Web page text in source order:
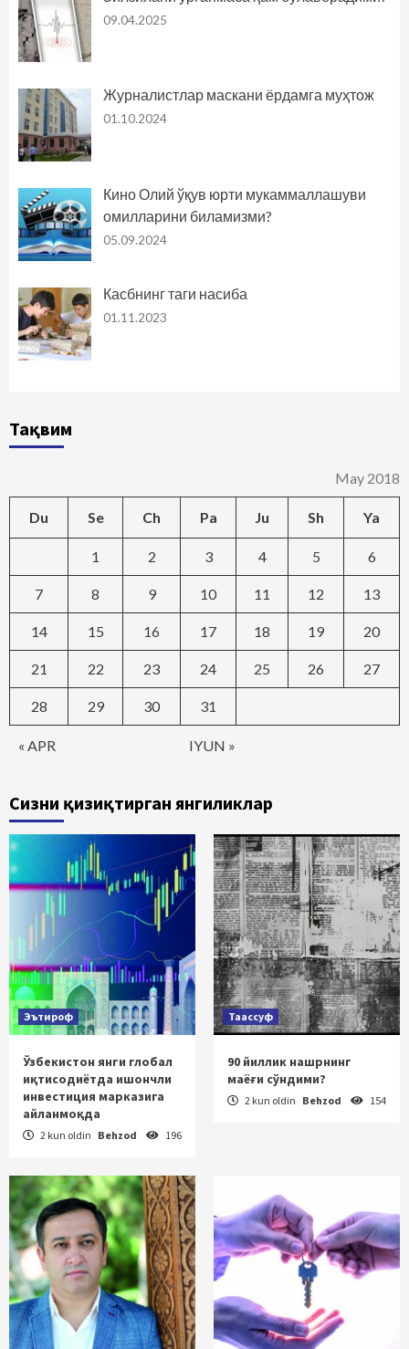
09.04.2025
Журналистлар маскани ёрдамга муҳтож
01.10.2024
Кино Олий ўқув юрти мукаммаллашуви
омилларини биламизми?
05.09.2024
Касбнинг таги насиба
01.11.2023
Тақвим
May 2018
Du Se Ch Pa Ju Sh Ya
« APR IYUN »
1 2 3 4 5 6
7 8 9 10 11 12 13
14 15 16 17 18 19 20
21 22 23 24 25 26 27
28 29 30 31
Сизни қизиқтирган янгиликлар
Эътироф
Ўзбекистон янги глобал
иқтисодиётда ишончли
инвестиция марказига
айланмоқда
2 kun oldin Behzod 196
Таассуф
90 йиллик нашрнинг
маёғи сўндими?
2 kun oldin Behzod 154